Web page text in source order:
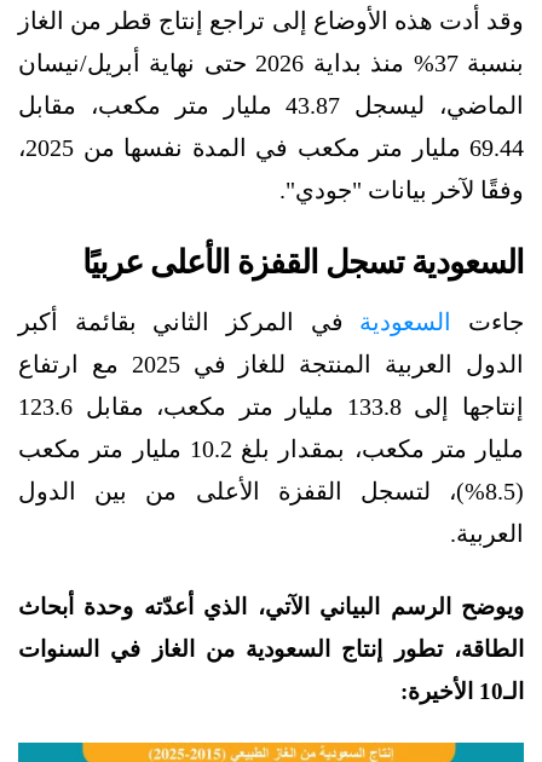
وقد أدت هذه الأوضاع إلى تراجع إنتاج قطر من الغاز
بنسبة 37% منذ بداية 2026 حتى نهاية أبريل/نيسان
الماضي، ليسجل 43.87 مليار متر مكعب، مقابل
69.44 مليار متر مكعب في المدة نفسها من 2025،
وفقًا لآخر بيانات "جودي".
السعودية تسجل القفزة الأعلى عربيًا
جاءت السعودية في المركز الثاني بقائمة أكبر
الدول العربية المنتجة للغاز في 2025 مع ارتفاع
إنتاجها إلى 133.8 مليار متر مكعب، مقابل 123.6
مليار متر مكعب، بمقدار بلغ 10.2 مليار متر مكعب
(8.5%)، لتسجل القفزة الأعلى من بين الدول
العربية.
ويوضح الرسم البياني الآتي، الذي أعدّته وحدة أبحاث
الطاقة، تطور إنتاج السعودية من الغاز في السنوات
الـ10 الأخيرة: